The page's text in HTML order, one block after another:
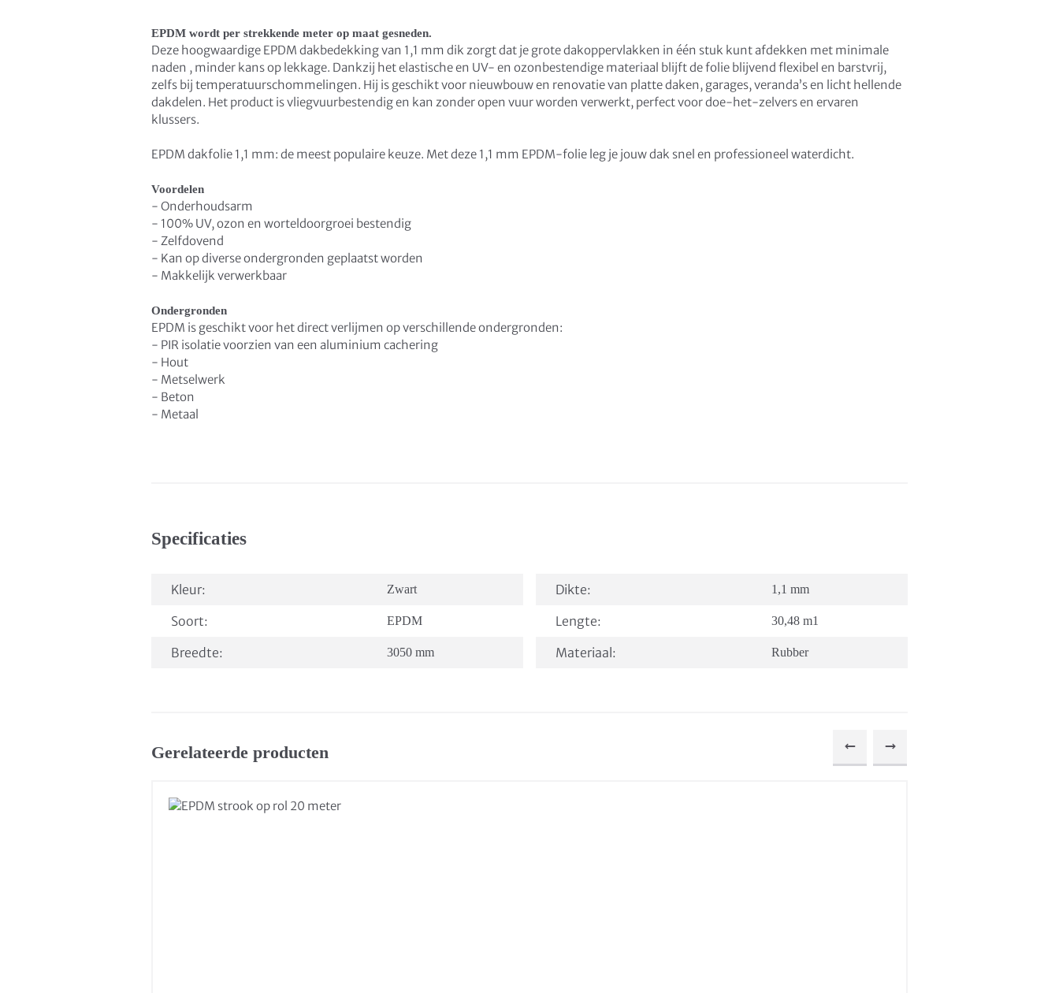
EPDM wordt per strekkende meter op maat gesneden.
Deze hoogwaardige EPDM dakbedekking van 1,1 mm dik zorgt dat je grote dakoppervlakken in één stuk kunt afdekken met minimale
naden , minder kans op lekkage. Dankzij het elastische en UV- en ozonbestendige materiaal blijft de folie blijvend flexibel en barstvrij,
zelfs bij temperatuurschommelingen. Hij is geschikt voor nieuwbouw en renovatie van platte daken, garages, veranda’s en licht hellende
dakdelen. Het product is vliegvuurbestendig en kan zonder open vuur worden verwerkt, perfect voor doe-het-zelvers en ervaren
klussers.
EPDM dakfolie 1,1 mm: de meest populaire keuze. Met deze 1,1 mm EPDM-folie leg je jouw dak snel en professioneel waterdicht.
Voordelen
- Onderhoudsarm
- 100% UV, ozon en worteldoorgroei bestendig
- Zelfdovend
- Kan op diverse ondergronden geplaatst worden
- Makkelijk verwerkbaar
Ondergronden
EPDM is geschikt voor het direct verlijmen op verschillende ondergronden:
- PIR isolatie voorzien van een aluminium cachering
- Hout
- Metselwerk
- Beton
- Metaal
Specificaties
Kleur: Zwart Dikte: 1,1 mm
Soort: EPDM Lengte: 30,48 m1
Breedte: 3050 mm Materiaal: Rubber
Gerelateerde producten